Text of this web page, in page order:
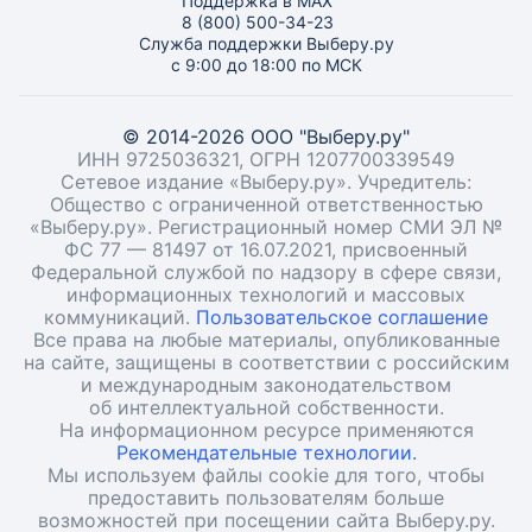
8 (800) 500-34-23
Служба поддержки Выберу.ру
с 9:00 до 18:00 по МСК
© 2014-2026 ООО "Выберу.ру"
ИНН 9725036321, ОГРН 1207700339549
Сетевое издание «Выберу.ру». Учредитель:
Общество с ограниченной ответственностью
«Выберу.ру». Регистрационный номер СМИ ЭЛ №
ФС 77 — 81497 от 16.07.2021, присвоенный
Федеральной службой по надзору в сфере связи,
информационных технологий и массовых
коммуникаций. Пользовательское соглашение
Все права на любые материалы, опубликованные
на сайте, защищены в соответствии с российским
и международным законодательством
об интеллектуальной собственности.
На информационном ресурсе применяются
Рекомендательные технологии.
Мы используем файлы cookie для того, чтобы
предоставить пользователям больше
возможностей при посещении сайта Выберу.ру.